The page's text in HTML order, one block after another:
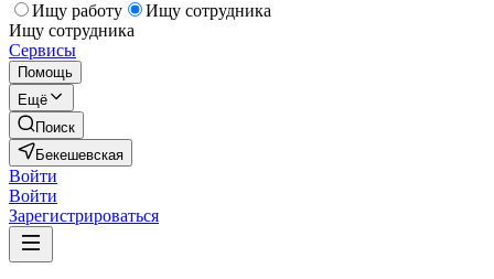
Ищу работу
Ищу сотрудника
Ищу сотрудника
Сервисы
Помощь
Ещё
Поиск
Бекешевская
Войти
Войти
Зарегистрироваться